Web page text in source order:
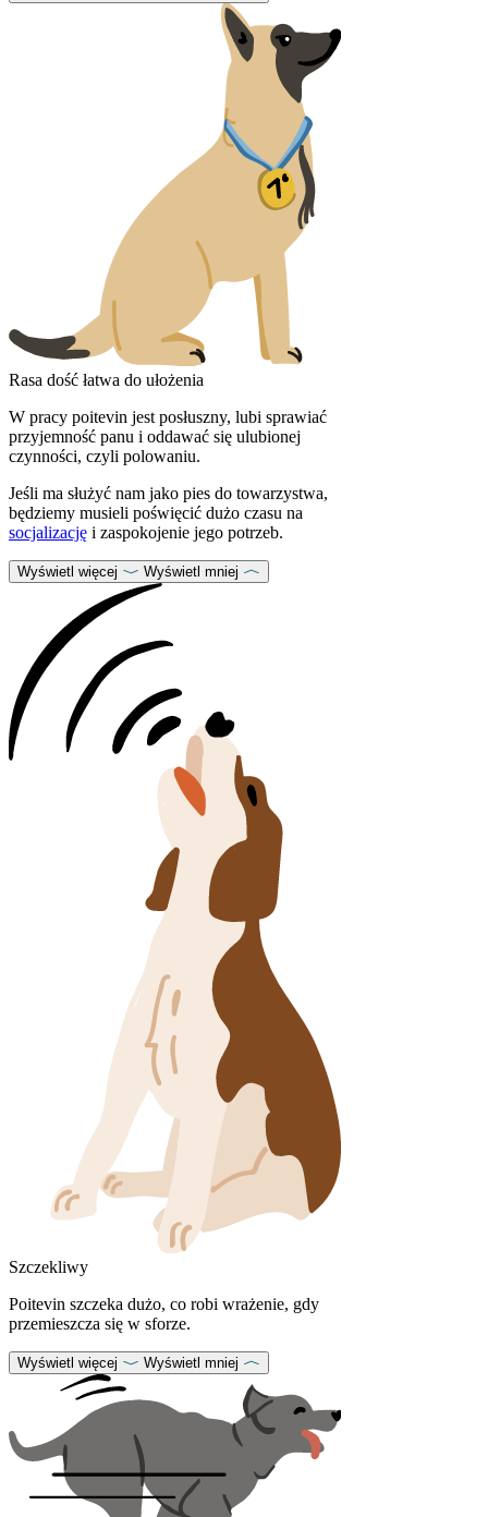
Rasa dość łatwa do ułożenia
W pracy poitevin jest posłuszny, lubi sprawiać
przyjemność panu i oddawać się ulubionej
czynności, czyli polowaniu.
Jeśli ma służyć nam jako pies do towarzystwa,
będziemy musieli poświęcić dużo czasu na
socjalizację i zaspokojenie jego potrzeb.
Wyświetl więcej Wyświetl mniej
Szczekliwy
Poitevin szczeka dużo, co robi wrażenie, gdy
przemieszcza się w sforze.
Wyświetl więcej Wyświetl mniej